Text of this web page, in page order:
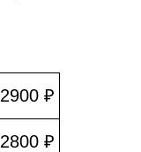
2900 ₽
2800 ₽